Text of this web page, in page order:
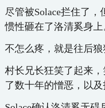
尽管被Solace拦住了
惯性砸在了洛清奚身上
不怎么疼，就是往后狼
村长兄长狂笑了起来
了数十年的憎恶，以及